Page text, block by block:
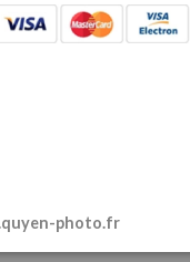
photo.fr